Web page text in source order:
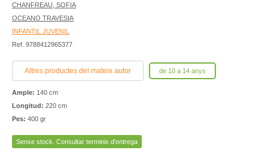
CHANFREAU, SOFIA
OCEANO TRAVESIA
INFANTIL JUVENIL
Ref. 9788412965377
Altres productes del mateix autor de 10 a 14 anys
Ample: 140 cm
Longitud: 220 cm
Pes: 400 gr
Sense stock. Consultar terminis d'entrega